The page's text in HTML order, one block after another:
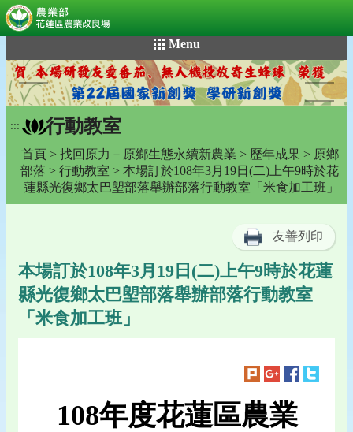
到
主
要
內
容
Menu
::: 行動教室
首頁 > 找回原力－原鄉生態永續新農業 > 歷年成果 > 原鄉
部落 > 行動教室 > 本場訂於108年3月19日(二)上午9時於花
蓮縣光復鄉太巴塱部落舉辦部落行動教室「米食加工班」
友善列印
本場訂於108年3月19日(二)上午9時於花蓮
縣光復鄉太巴塱部落舉辦部落行動教室
「米食加工班」
108年度花蓮區農業